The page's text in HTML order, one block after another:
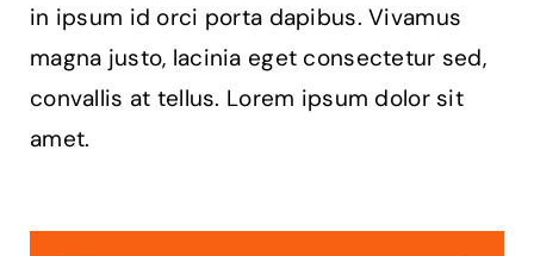
in ipsum id orci porta dapibus. Vivamus
magna justo, lacinia eget consectetur sed,
convallis at tellus. Lorem ipsum dolor sit
amet.